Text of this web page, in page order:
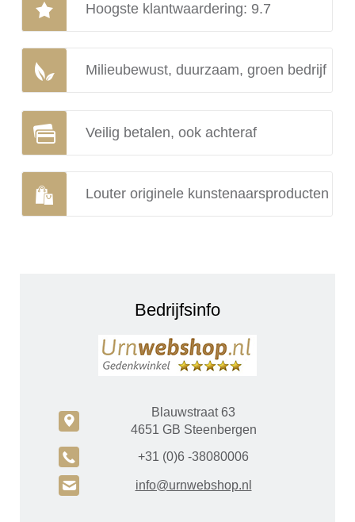
Hoogste klantwaardering: 9.7
Milieubewust, duurzaam, groen bedrijf
Veilig betalen, ook achteraf
Louter originele kunstenaarsproducten
Bedrijfsinfo
c
Blauwstraat 63
4651 GB Steenbergen
A +31 (0)6 -38080006
H info@urnwebshop.nl